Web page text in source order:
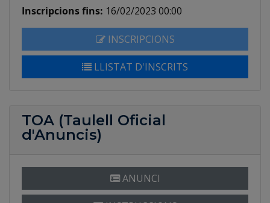
Inscripcions fins: 16/02/2023 00:00
INSCRIPCIONS
LLISTAT D'INSCRITS
TOA (Taulell Oficial
d'Anuncis)
ANUNCI